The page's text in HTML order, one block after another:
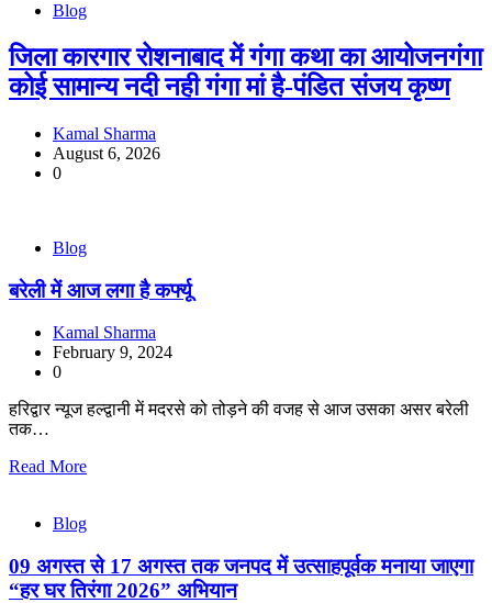
Blog
जिला कारगार रोशनाबाद में गंगा कथा का आयोजनगंगा
कोई सामान्य नदी नही गंगा मां है-पंडित संजय कृष्ण
Kamal Sharma
August 6, 2026
0
Blog
बरेली में आज लगा है कर्फ्यू
Kamal Sharma
February 9, 2024
0
हरिद्वार न्यूज हल्द्वानी में मदरसे को तोड़ने की वजह से आज उसका असर बरेली
तक…
Read More
Blog
09 अगस्त से 17 अगस्त तक जनपद में उत्साहपूर्वक मनाया जाएगा
“हर घर तिरंगा 2026” अभियान